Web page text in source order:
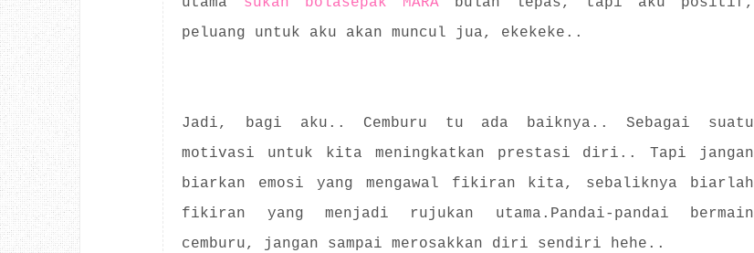
peluang untuk aku akan muncul jua, ekekeke..
Jadi, bagi aku.. Cemburu tu ada baiknya.. Sebagai suatu
motivasi untuk kita meningkatkan prestasi diri.. Tapi jangan
biarkan emosi yang mengawal fikiran kita, sebaliknya biarlah
fikiran yang menjadi rujukan utama.Pandai-pandai bermain
cemburu, jangan sampai merosakkan diri sendiri hehe..